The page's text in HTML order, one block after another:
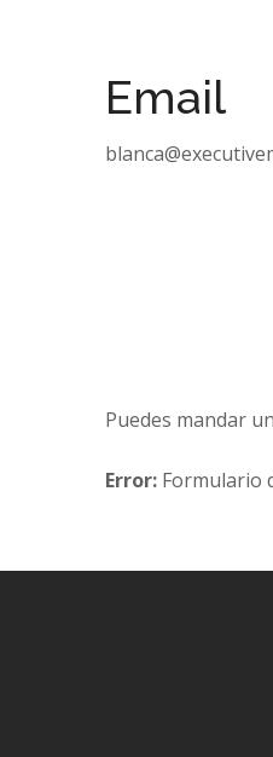
Email
Puedes mandar
Error: Formulario